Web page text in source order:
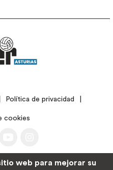
Política de privacidad
cookies
web para mejorar su